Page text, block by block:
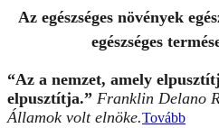
Az egészséges növények
egészséges
“Az a nemzet, amely
elpusztítja.” Franklin Delano
Államok volt elnöke.Tovább